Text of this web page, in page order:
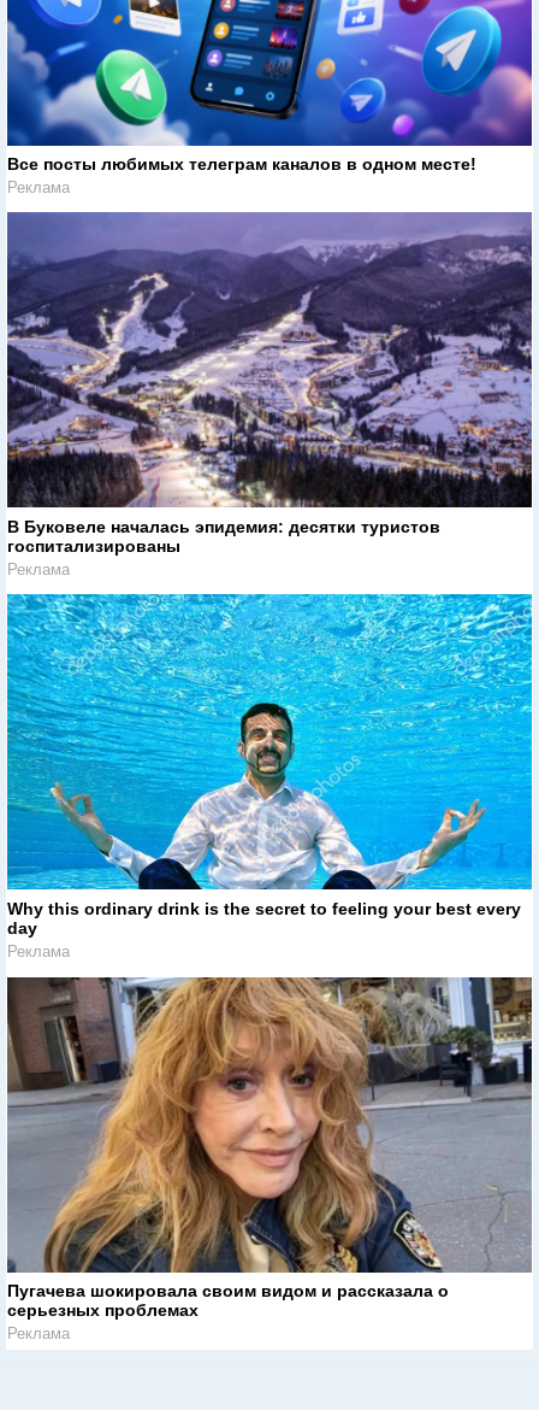
Все посты любимых телеграм каналов в одном месте!
Реклама
В Буковеле началась эпидемия: десятки туристов
госпитализированы
Реклама
Why this ordinary drink is the secret to feeling your best every
day
Реклама
Пугачева шокировала своим видом и рассказала о
серьезных проблемах
Реклама